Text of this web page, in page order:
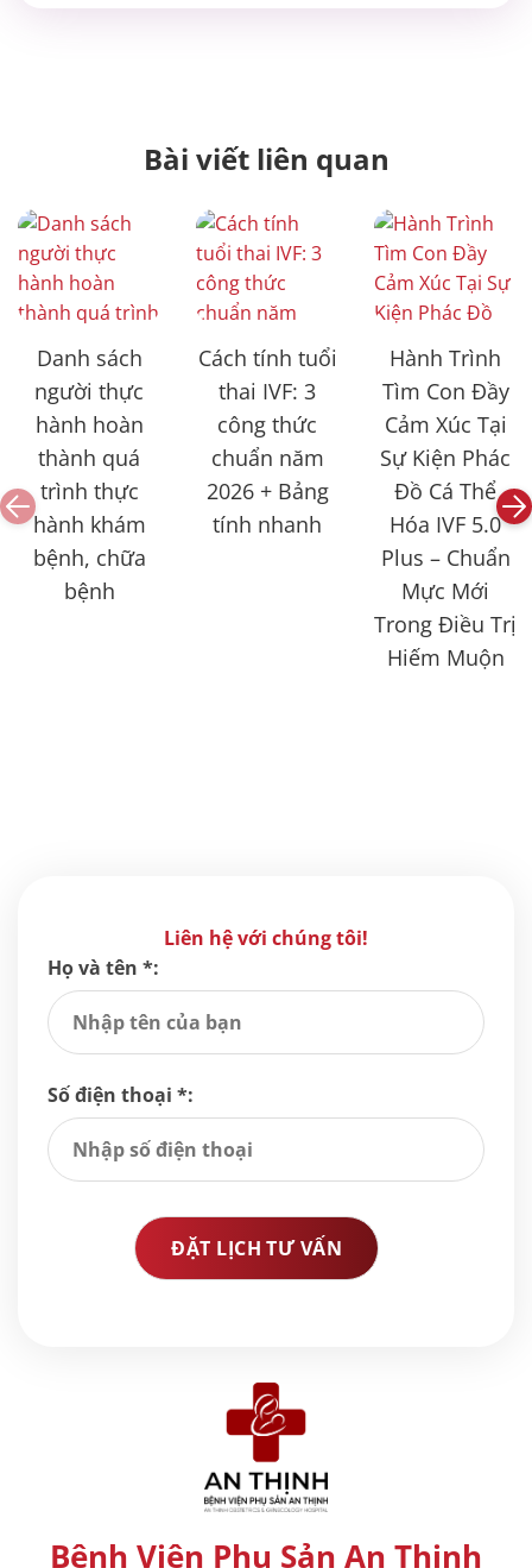
Bài viết liên quan
Danh sách
người thực
hành hoàn
thành quá
trình thực
hành khám
bệnh, chữa
bệnh
Cách tính tuổi
thai IVF: 3
công thức
chuẩn năm
2026 + Bảng
tính nhanh
Hành Trình
Tìm Con Đầy
Cảm Xúc Tại
Sự Kiện Phác
Đồ Cá Thể
Hóa IVF 5.0
Plus – Chuẩn
Mực Mới
Trong Điều Trị
Hiếm Muộn
Liên hệ với chúng tôi!
Họ và tên *:
Số điện thoại *:
Bệnh Viện Phụ Sản An Thịnh